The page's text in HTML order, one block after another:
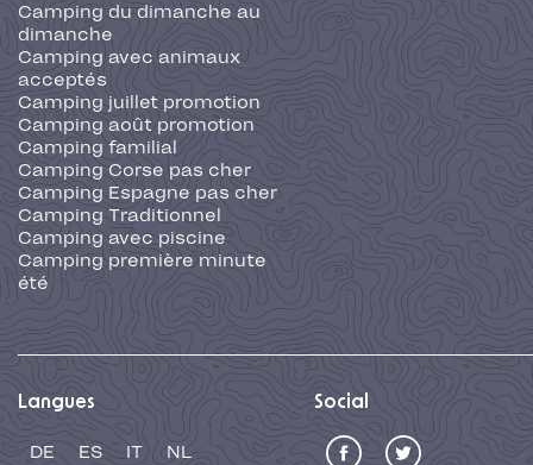
Camping du dimanche au
dimanche
Camping avec animaux
acceptés
Camping juillet promotion
Camping août promotion
Camping familial
Camping Corse pas cher
Camping Espagne pas cher
Camping Traditionnel
Camping avec piscine
Camping première minute
été
Langues
DE ES IT
NL
Social